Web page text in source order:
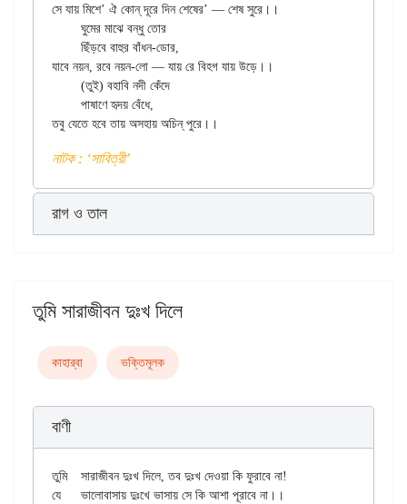
সে যায় মিশে’ ঐ কোন্ দূরে দিন শেষের’ — শেষ সুরে।।
যাবে নয়ন, রবে নয়ন-লো — যায় রে বিহগ যায় উড়ে।।
নাটক : ‘সাবিত্রী’
রাগ ও তাল
তুমি সারাজীবন দুঃখ দিলে
কাহার্‌বা ভক্তিমূলক
বাণী
তুমি	সারাজীবন দুঃখ দিলে, তব দুঃখ দেওয়া কি ফুরাবে না!
যে	ভালোবাসায় দুঃখে ভাসায় সে কি আশা পূরাবে না।।